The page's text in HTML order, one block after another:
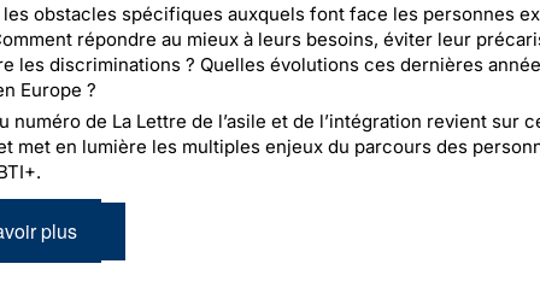
les obstacles spécifiques auxquels font face les personnes
répondre au mieux à leurs besoins, éviter leur
les discriminations ? Quelles évolutions ces dernières
Europe ?
numéro de La Lettre de l’asile et de l’intégration revient sur
met en lumière les multiples enjeux du parcours des
plus